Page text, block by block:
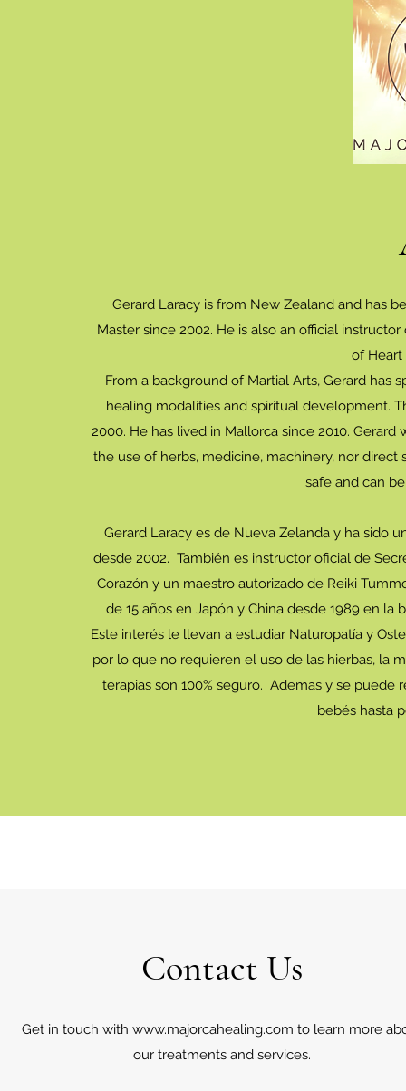
Gerard Laracy is from New Zealand and has
Master since 2002. He is also an official
of Heart
From a background of Martial Arts, Gerard has
healing modalities and spiritual development.
2000. He has lived in Mallorca since 2010.
the use of herbs, medicine, machinery, nor
safe and can
Gerard Laracy es de Nueva Zelanda y ha sido
desde 2002. También es instructor oficial de
Corazón y un maestro autorizado de Reiki
de 15 años en Japón y China desde 1989 en
Este interés le llevan a estudiar Naturopatía y
por lo que no requieren el uso de las hierbas, la
terapias son 100% seguro. Ademas y se puede
bebés hasta
Contact Us
Get in touch with www.majorcahealing.com to learn more
our treatments and services.